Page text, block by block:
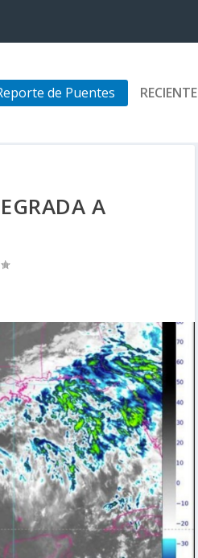
de Puentes RECIENTE
A